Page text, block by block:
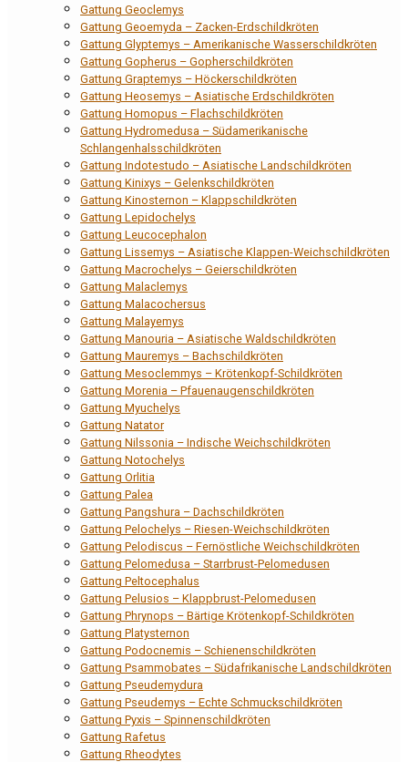
Gattung Geoclemys
Gattung Geoemyda – Zacken-Erdschildkröten
Gattung Glyptemys – Amerikanische Wasserschildkröten
Gattung Gopherus – Gopherschildkröten
Gattung Graptemys – Höckerschildkröten
Gattung Heosemys – Asiatische Erdschildkröten
Gattung Homopus – Flachschildkröten
Gattung Hydromedusa – Südamerikanische
Schlangenhalsschildkröten
Gattung Indotestudo – Asiatische Landschildkröten
Gattung Kinixys – Gelenkschildkröten
Gattung Kinosternon – Klappschildkröten
Gattung Lepidochelys
Gattung Leucocephalon
Gattung Lissemys – Asiatische Klappen-Weichschildkröten
Gattung Macrochelys – Geierschildkröten
Gattung Malaclemys
Gattung Malacochersus
Gattung Malayemys
Gattung Manouria – Asiatische Waldschildkröten
Gattung Mauremys – Bachschildkröten
Gattung Mesoclemmys – Krötenkopf-Schildkröten
Gattung Morenia – Pfauenaugenschildkröten
Gattung Myuchelys
Gattung Natator
Gattung Nilssonia – Indische Weichschildkröten
Gattung Notochelys
Gattung Orlitia
Gattung Palea
Gattung Pangshura – Dachschildkröten
Gattung Pelochelys – Riesen-Weichschildkröten
Gattung Pelodiscus – Fernöstliche Weichschildkröten
Gattung Pelomedusa – Starrbrust-Pelomedusen
Gattung Peltocephalus
Gattung Pelusios – Klappbrust-Pelomedusen
Gattung Phrynops – Bärtige Krötenkopf-Schildkröten
Gattung Platysternon
Gattung Podocnemis – Schienenschildkröten
Gattung Psammobates – Südafrikanische Landschildkröten
Gattung Pseudemydura
Gattung Pseudemys – Echte Schmuckschildkröten
Gattung Pyxis – Spinnenschildkröten
Gattung Rafetus
Gattung Rheodytes